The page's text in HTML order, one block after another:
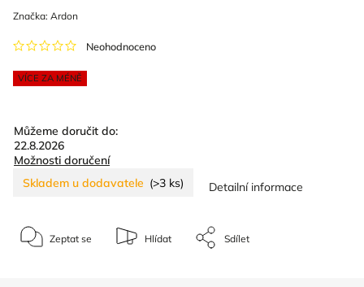
VÍCE ZA MÉNĚ
Neohodnoceno
Značka: Ardon
Můžeme doručit do:
22.8.2026
Možnosti doručení
Skladem u dodavatele (>3 ks) Detailní informace
Zeptat se Hlídat Sdílet